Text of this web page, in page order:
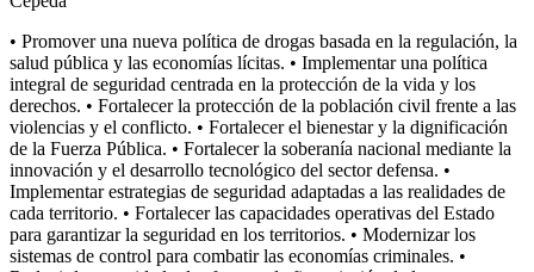
• Promover una nueva política de drogas basada en la regulación, la
salud pública y las economías lícitas. • Implementar una política
integral de seguridad centrada en la protección de la vida y los
derechos. • Fortalecer la protección de la población civil frente a las
violencias y el conflicto. • Fortalecer el bienestar y la dignificación
de la Fuerza Pública. • Fortalecer la soberanía nacional mediante la
innovación y el desarrollo tecnológico del sector defensa. •
Implementar estrategias de seguridad adaptadas a las realidades de
cada territorio. • Fortalecer las capacidades operativas del Estado
para garantizar la seguridad en los territorios. • Modernizar los
sistemas de control para combatir las economías criminales. •